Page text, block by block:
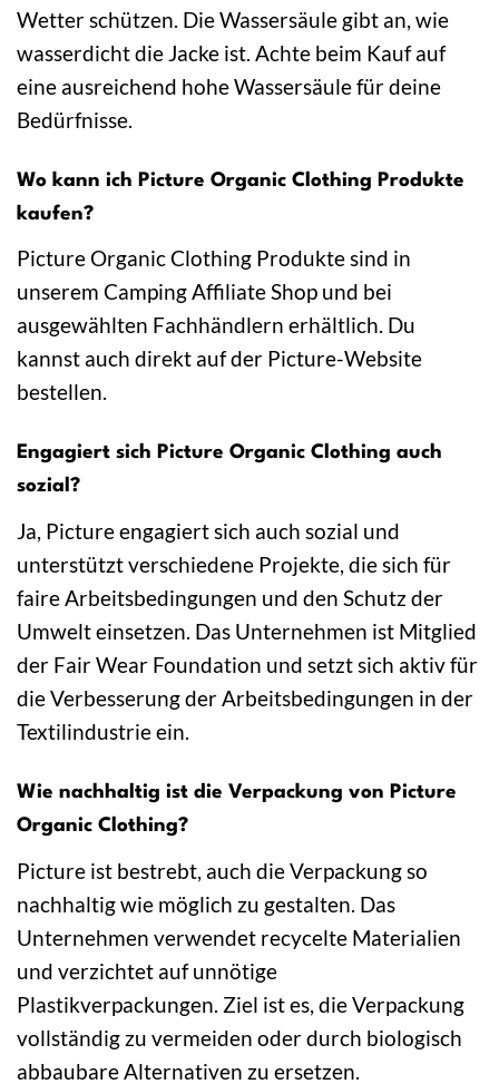
Wetter schützen. Die Wassersäule gibt an, wie
wasserdicht die Jacke ist. Achte beim Kauf auf
eine ausreichend hohe Wassersäule für deine
Bedürfnisse.
Wo kann ich Picture Organic Clothing Produkte
kaufen?
Picture Organic Clothing Produkte sind in
unserem Camping Affiliate Shop und bei
ausgewählten Fachhändlern erhältlich. Du
kannst auch direkt auf der Picture-Website
bestellen.
Engagiert sich Picture Organic Clothing auch
sozial?
Ja, Picture engagiert sich auch sozial und
unterstützt verschiedene Projekte, die sich für
faire Arbeitsbedingungen und den Schutz der
Umwelt einsetzen. Das Unternehmen ist Mitglied
der Fair Wear Foundation und setzt sich aktiv für
die Verbesserung der Arbeitsbedingungen in der
Textilindustrie ein.
Wie nachhaltig ist die Verpackung von Picture
Organic Clothing?
Picture ist bestrebt, auch die Verpackung so
nachhaltig wie möglich zu gestalten. Das
Unternehmen verwendet recycelte Materialien
und verzichtet auf unnötige
Plastikverpackungen. Ziel ist es, die Verpackung
vollständig zu vermeiden oder durch biologisch
abbaubare Alternativen zu ersetzen.